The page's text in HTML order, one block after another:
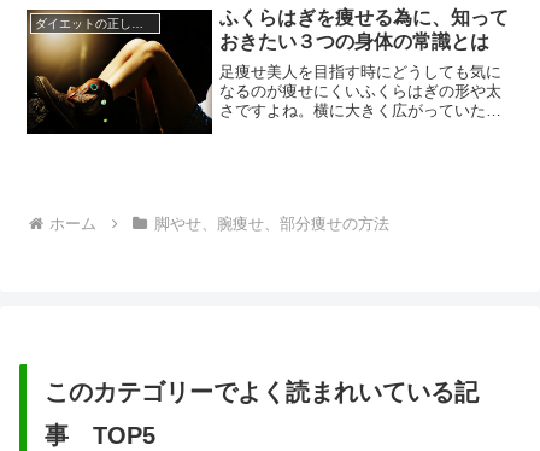
て、生まれたからには年中ファッション
を楽しみたいものです。春夏は、サンダ
ルで美脚ファッションで決めたいし、秋
冬は、ブーツで美脚ファッションで...
ダイエットの正しい知識
ふくらはぎを痩せる為に、知って
おきたい３つの身体の常識とは
足痩せ美人を目指す時にどうしても気に
なるのが痩せにくいふくらはぎの形や太
さですよね。横に大きく広がっていた
のにメリハリがなく、かえって太く見
ホーム 脚やせ、腕痩せ、部分痩せの方法
このカテゴリーでよく読まれいている記
事 TOP5